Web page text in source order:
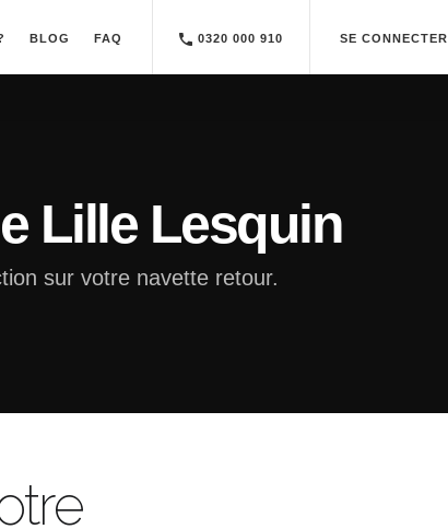
BLOG FAQ 0320 000 910 SE CONNECTER
Lille Lesquin
sur votre navette retour.